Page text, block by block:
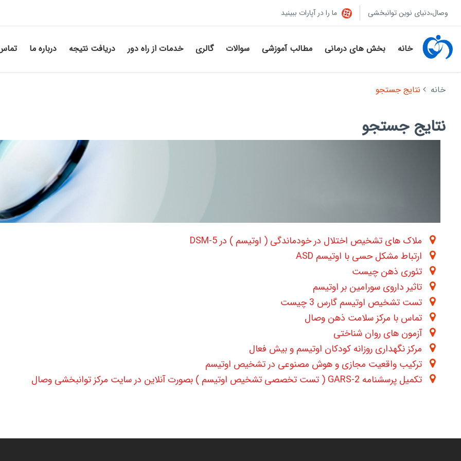
وصال،دنیای نوین توانبخشی ما را در آپارات ببینید
خانه بخش های درمانی مطالب آموزشی سوالات گالری خدمات از راه دور دریافت نتیجه درباره ما
خانه نتایج جستجو
نتایج جستجو
ملاک های تشخیص اختلال در خودماندگی ( اوتیسم ) در DSM-5
ارتباط مشکل حسی با اوتیسم ASD
تئوری ذهن چیست
تاثیر داروی سورامین بر اوتیسم
تست تشخیص اوتیسم گارس 3 چیست
تماس با مرکز سلامت ذهن وصال
آزمون های روان شناختی
مرکز نگهداری روزانه کودکان اوتیسم و بیش فعال
ترکیب واقعیت مجازی و هوش مصنوعی در تشخیص اوتیسم
تکمیل پرسشنامه GARS-2 ( تست تخصصی تشخیص اوتیسم ) بصورت آنلاین در سایت مرکز توانبخشی وصال